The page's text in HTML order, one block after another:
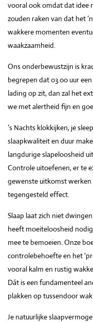
vooral ook omdat dat idee
zouden raken van dat het
wakkere momenten
waakzaamheid.
Ons onderbewustzijn is
begrepen dat 03.00 uur
lading op zit, dan zal het
we met alertheid fijn en
’s Nachts klokkijken, je
slaapkwaliteit en duur
langdurige slapeloosheid
Controle uitoefenen, er te
gewenste uitkomst
tegengesteld effect.
Slaap laat zich niet
heeft moeiteloosheid
mee te bemoeien. Onze
controlebehoefte en het
vooral kalm en rustig
Dát is een fundamenteel
plakken op tussendoor
Je natuurlijke